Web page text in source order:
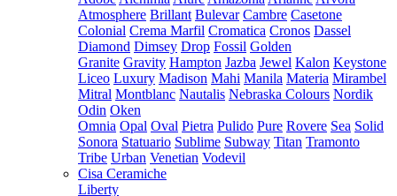
Atmosphere Brillant Bulevar Cambre Casetone
Colonial Crema Marfil Cromatica Cronos Dassel
Diamond Dimsey Drop Fossil Golden
Granite Gravity Hampton Jazba Jewel Kalon Keystone
Liceo Luxury Madison Mahi Manila Materia Mirambel
Mitral Montblanc Nautalis Nebraska Colours Nordik
Odin Oken
Omnia Opal Oval Pietra Pulido Pure Rovere Sea Solid
Sonora Statuario Sublime Subway Titan Tramonto
Tribe Urban Venetian Vodevil
Cisa Ceramiche
Liberty